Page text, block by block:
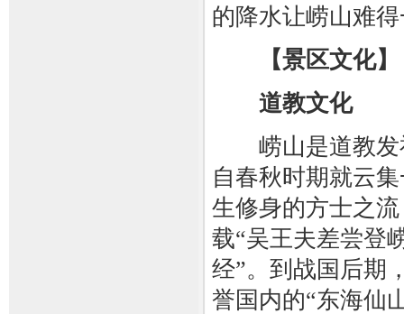
的降水让崂山难
【景区文化】
道教文化
崂山是道教发
自春秋时期就云
生修身的方士之
载“吴王夫差尝登
经”。到战国后期
誉国内的“东海仙